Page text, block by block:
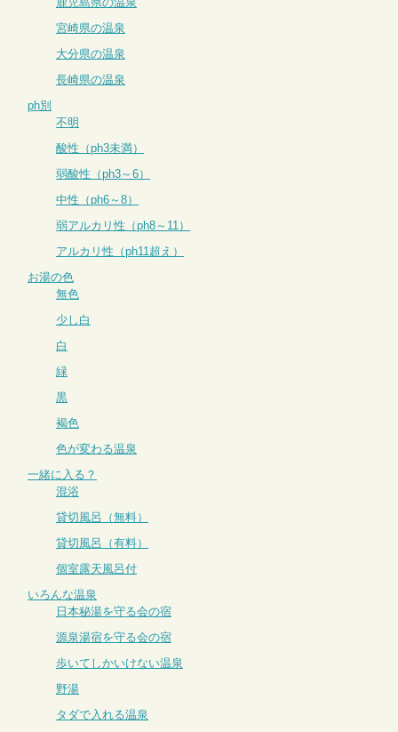
宮崎県の温泉
大分県の温泉
長崎県の温泉
ph別
不明
酸性（ph3未満）
弱酸性（ph3～6）
中性（ph6～8）
弱アルカリ性（ph8～11）
アルカリ性（ph11超え）
お湯の色
無色
少し白
白
緑
黒
褐色
色が変わる温泉
一緒に入る？
混浴
貸切風呂（無料）
貸切風呂（有料）
個室露天風呂付
いろんな温泉
日本秘湯を守る会の宿
源泉湯宿を守る会の宿
歩いてしかいけない温泉
野湯
タダで入れる温泉